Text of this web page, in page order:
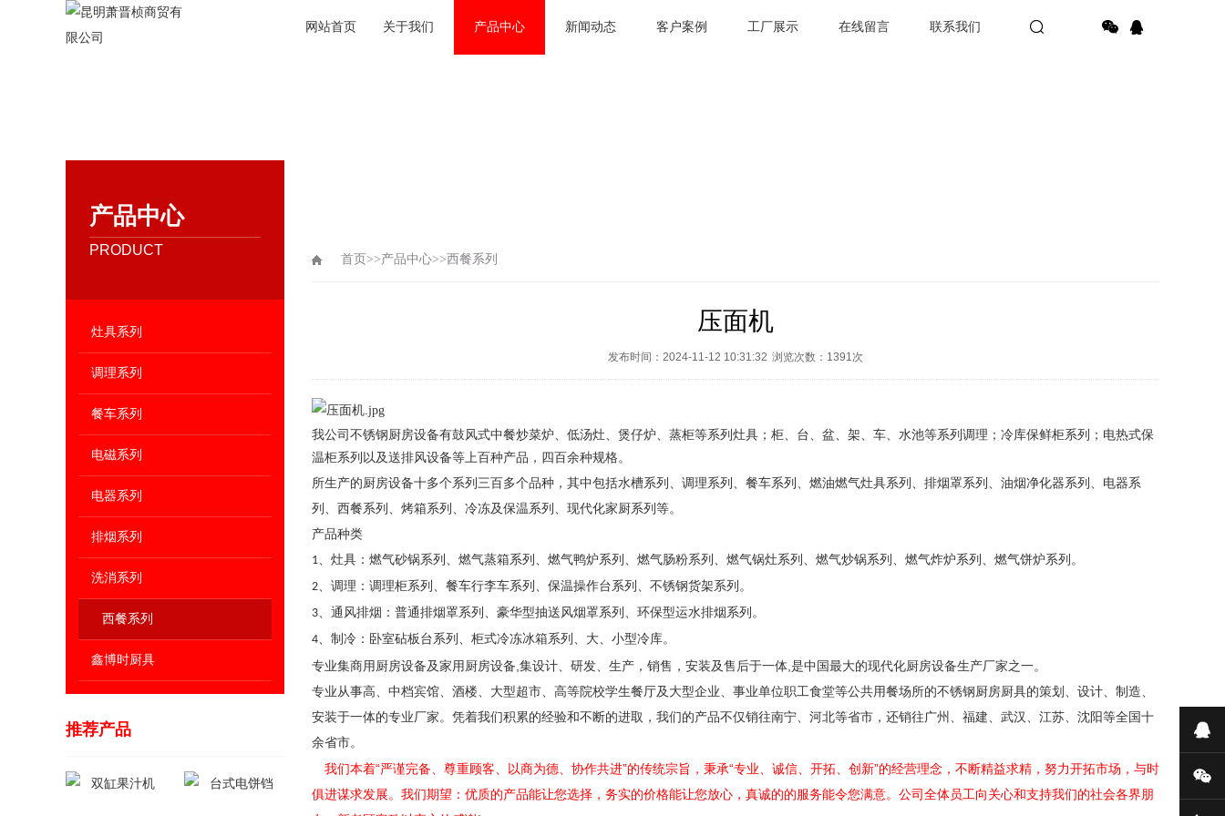
网站首页 关于我们 产品中心 新闻动态 客户案例 工厂展示 在线留言 联系我们
产品中心
PRODUCT
灶具系列
调理系列
餐车系列
电磁系列
电器系列
排烟系列
洗消系列
西餐系列
鑫博时厨具
推荐产品
首页 >>产品中心>>西餐系列
压面机
发布时间：2024-11-12 10:31:32 浏览次数：1391次
我公司不锈钢厨房设备有鼓风式中餐炒菜炉、低汤灶、煲仔炉、蒸柜等系列灶具；柜、台、盆、架、车、水池等系列调理；冷库保鲜柜系列；电热式保
温柜系列以及送排风设备等上百种产品，四百余种规格。
所生产的厨房设备十多个系列三百多个品种，其中包括水槽系列、调理系列、餐车系列、燃油燃气灶具系列、排烟罩系列、油烟净化器系列、电器系
列、西餐系列、烤箱系列、冷冻及保温系列、现代化家厨系列等。
产品种类
1、灶具：燃气砂锅系列、燃气蒸箱系列、燃气鸭炉系列、燃气肠粉系列、燃气锅灶系列、燃气炒锅系列、燃气炸炉系列、燃气饼炉系列。
2、调理：调理柜系列、餐车行李车系列、保温操作台系列、不锈钢货架系列。
3、通风排烟：普通排烟罩系列、豪华型抽送风烟罩系列、环保型运水排烟系列。
4、制冷：卧室砧板台系列、柜式冷冻冰箱系列、大、小型冷库。
专业集商用厨房设备及家用厨房设备 集设计、研发、生产，销售，安装及售后于一体 是中国最大的现代化厨房设备生产厂家之一。
专业从事高、中档宾馆、酒楼、大型超市、高等院校学生餐厅及大型企业、事业单位职工食堂等公共用餐场所的不锈钢厨房厨具的策划、设计、制造、
安装于一体的专业厂家。凭着我们积累的经验和不断的进取，我们的产品不仅销往南宁、河北等省市，还销往广州、福建、武汉、江苏、沈阳等全国十
余省市。
我们本着“严谨完备、尊重顾客、以商为德、协作共进”的传统宗旨，秉承“专业、诚信、开拓、创新”的经营理念，不断精益求精，努力开拓市场，与时
俱进谋求发展。我们期望：优质的产品能让您选择，务实的价格能让您放心，真诚的的服务能令您满意。公司全体员工向关心和支持我们的社会各界朋
在
微